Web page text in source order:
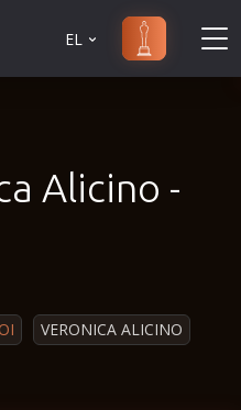
EL
Alicino -
VERONICA ALICINO